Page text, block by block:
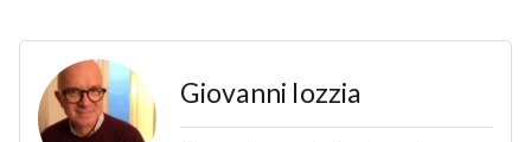
Giovanni Iozzia